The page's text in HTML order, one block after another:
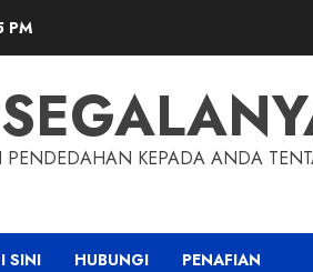
PM
PENDEDAHAN KEPADA ANDA
SINI HUBUNGI PENAFIAN